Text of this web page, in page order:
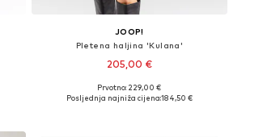
JOOP!
Pletena haljina 'Kulana'
205,00 €
Dostupne veličine: XS, S, M, L, XL, XXL
Prvotno: 229,00 €
Posljednja najniža cijena:184,50 €